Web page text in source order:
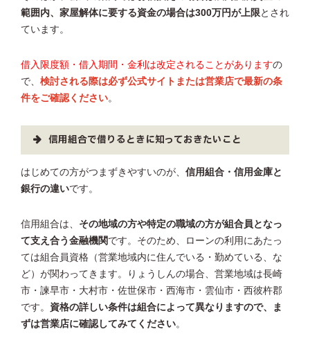
範囲内、家屋解体に要する資金の場合は300万円が上限とされ
ています。
借入限度額・借入期間・金利は改定されることがありますの
で、 検討される際は必ず公式サイトまたは営業店で最新の条
件をご確認ください。
信用組合で借りるときに知っておきたいこと
はじめての方がつまずきやすいのが、 信用組合・信用金庫と
銀行の違いです。
信用組合は、 その地域の方や特定の職域の方が組合員となっ
て支え合う金融機関です。そのため、ローンの利用にあたっ
ては組合員資格（営業地域内に住んでいる・勤めている、な
ど）が関わってきます。りょうしんの場合、営業地域は長崎
市・諫早市・大村市・佐世保市・西海市・雲仙市・西彼杵郡
です。 資格の詳しい条件は組合によって異なりますので、ま
ずは営業店に確認してみてください。